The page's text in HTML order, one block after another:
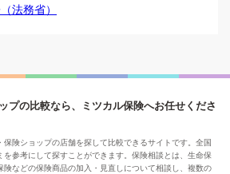
法務省）
プの比較なら、ミツカル保険へお任せくださ
保険ショップの店舗を探して比較できるサイトです。全国
を参考にして探すことができます。保険相談とは、生命保
などの保険商品の加入・見直しについて相談し、複数の